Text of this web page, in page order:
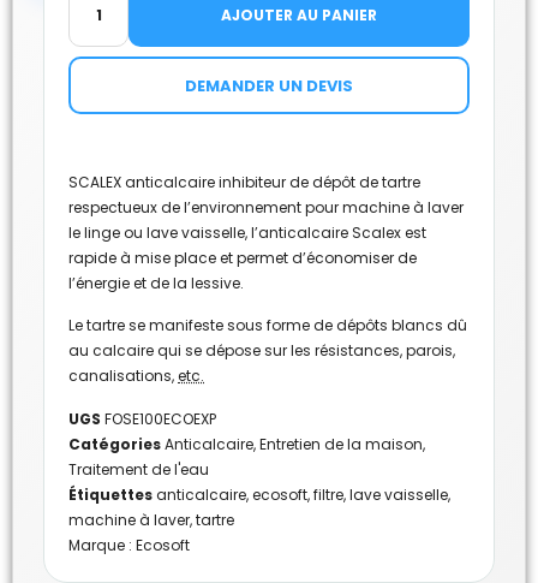
AJOUTER AU PANIER
DEMANDER UN DEVIS
SCALEX anticalcaire inhibiteur de dépôt de tartre
respectueux de l’environnement pour machine à laver
le linge ou lave vaisselle, l’anticalcaire Scalex est
rapide à mise place et permet d’économiser de
l’énergie et de la lessive.
Le tartre se manifeste sous forme de dépôts blancs dû
au calcaire qui se dépose sur les résistances, parois,
canalisations,etc.
UGS FOSE100ECOEXP
CatégoriesAnticalcaire,Entretien de la maison,
Traitement de l'eau
Étiquettesanticalcaire,ecosoft,filtre,lave vaisselle,
machine à laver,tartre
Marque : Ecosoft